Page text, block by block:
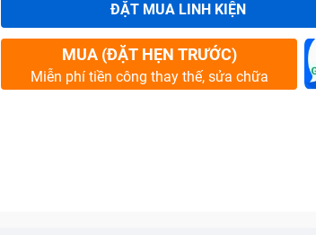
Bảo Hành One
ĐẶT MUA LINH KIỆN
MUA (ĐẶT HẸN TRƯỚC)
Miễn phí tiền công thay thế, sửa chữa